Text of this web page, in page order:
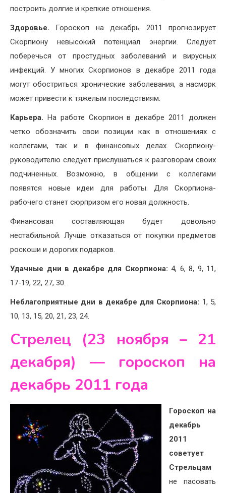
построить долгие и крепкие отношения.
Здоровье. Гороскоп на декабрь 2011 прогнозирует
Скорпиону невысокий потенциал энергии. Следует
поберечься от простудных заболеваний и вирусных
инфекций. У многих Скорпионов в декабре 2011 года
могут обостриться хронические заболевания, а насморк
может привести к тяжелым последствиям.
Карьера. На работе Скорпион в декабре 2011 должен
четко обозначить свои позиции как в отношениях с
коллегами, так и в финансовых делах. Скорпиону-
руководителю следует прислушаться к разговорам своих
подчиненных. Возможно, в общении с коллегами
появятся новые идеи для работы. Для Скорпиона-
рабочего станет сюрпризом его новая должность.
Финансовая составляющая будет довольно
нестабильной. Лучше отказаться от покупки предметов
роскоши и дорогих подарков.
Удачные дни в декабре для Скорпиона: 4, 6, 8, 9, 11,
17-19, 22, 27, 30.
Неблагоприятные дни в декабре для Скорпиона: 1, 5,
10, 13, 15, 20, 21, 23, 24.
Стрелец (23 ноября – 21
декабря) — гороскоп на
декабрь 2011 года
Гороскоп на
декабрь
2011
советует
Стрельцам
не пасовать